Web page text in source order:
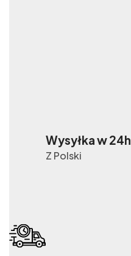
Wysyłka w 24h
Z Polski